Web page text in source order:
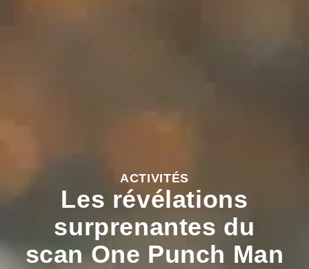
ACTIVITÉS
Les révélations
surprenantes du
scan One Punch Man